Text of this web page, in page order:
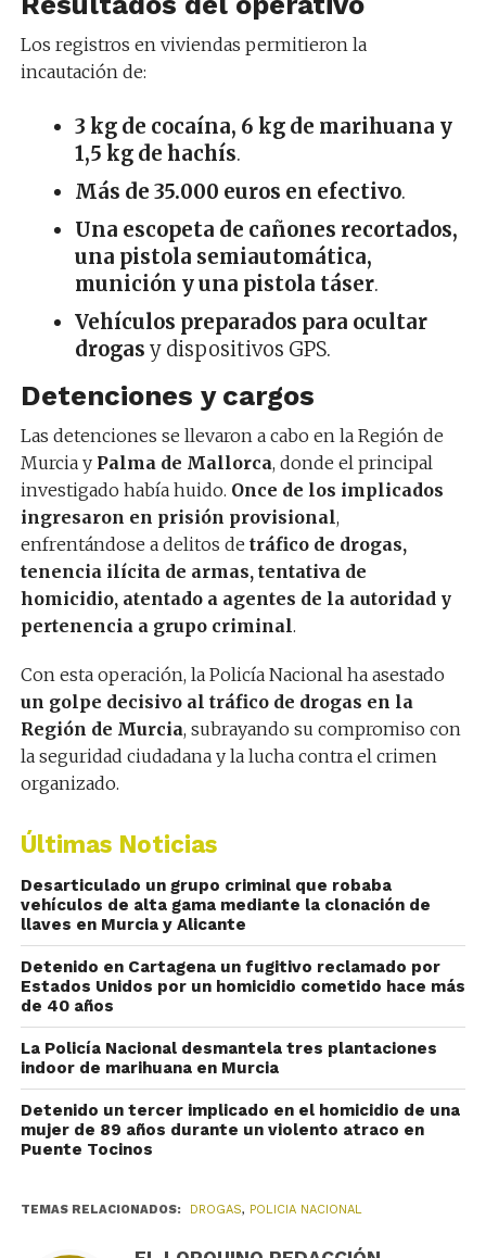
Los registros en viviendas permitieron la
incautación de:
3 kg de cocaína, 6 kg de marihuana y
1,5 kg de hachís.
Más de 35.000 euros en efectivo.
Una escopeta de cañones recortados,
una pistola semiautomática,
munición y una pistola táser.
Vehículos preparados para ocultar
drogas y dispositivos GPS.
Detenciones y cargos
Las detenciones se llevaron a cabo en la Región de
Murcia y Palma de Mallorca, donde el principal
investigado había huido. Once de los implicados
ingresaron en prisión provisional,
enfrentándose a delitos de tráfico de drogas,
tenencia ilícita de armas, tentativa de
homicidio, atentado a agentes de la autoridad y
pertenencia a grupo criminal.
Con esta operación, la Policía Nacional ha asestado
un golpe decisivo al tráfico de drogas en la
Región de Murcia, subrayando su compromiso con
la seguridad ciudadana y la lucha contra el crimen
organizado.
Últimas Noticias
Desarticulado un grupo criminal que robaba
vehículos de alta gama mediante la clonación de
llaves en Murcia y Alicante
Detenido en Cartagena un fugitivo reclamado por
Estados Unidos por un homicidio cometido hace más
de 40 años
La Policía Nacional desmantela tres plantaciones
indoor de marihuana en Murcia
Detenido un tercer implicado en el homicidio de una
mujer de 89 años durante un violento atraco en
Puente Tocinos
TEMAS RELACIONADOS: DROGAS, POLICIA NACIONAL